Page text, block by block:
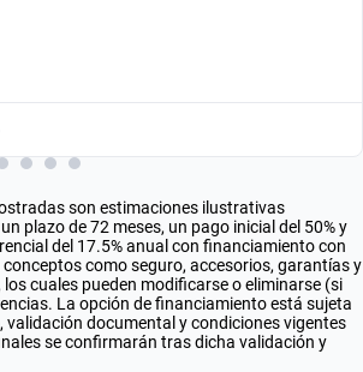
son estimaciones ilustrativas
plazo de 72 meses, un pago inicial del 50% y
del 17.5% anual con financiamiento con
como seguro, accesorios, garantías y
cuales pueden modificarse o eliminarse (si
La opción de financiamiento está sujeta
validación documental y condiciones vigentes
se confirmarán tras dicha validación y